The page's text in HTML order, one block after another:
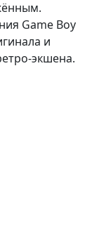
Game Boy
и
экшена.